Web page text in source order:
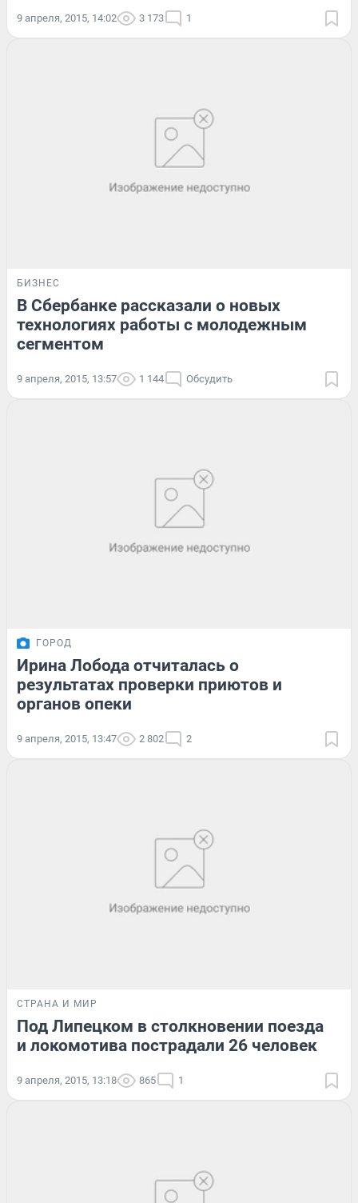
9 апреля, 2015, 14:02 3 173 1
БИЗНЕС
В Сбербанке рассказали о новых
технологиях работы с молодежным
сегментом
9 апреля, 2015, 13:57 1 144 Обсудить
ГОРОД
Ирина Лобода отчиталась о
результатах проверки приютов и
органов опеки
9 апреля, 2015, 13:47 2 802 2
СТРАНА И МИР
Под Липецком в столкновении поезда
и локомотива пострадали 26 человек
9 апреля, 2015, 13:18 865 1